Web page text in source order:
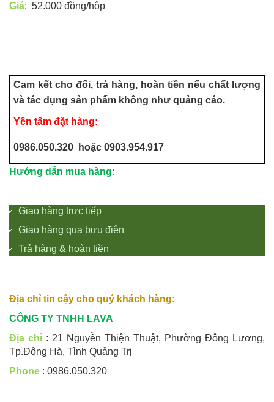
Giá: 52.000 đồng/hộp
Cam kết cho đổi, trả hàng, hoàn tiền nếu chất lượng
và tác dụng sản phẩm không như quảng cáo.
Yên tâm đặt hàng:
0986.050.320 hoặc 0903.954.917
Hướng dẫn mua hàng:
Giao hàng trực tiếp
Giao hàng qua bưu điện
Trả hàng & hoàn tiền
Địa chỉ tin cậy cho quý khách hàng:
CÔNG TY TNHH LAVA
Địa chỉ : 21 Nguyễn Thiện Thuật, Phường Đông Lương,
Tp.Đông Hà, Tỉnh Quảng Trị
Phone : 0986.050.320